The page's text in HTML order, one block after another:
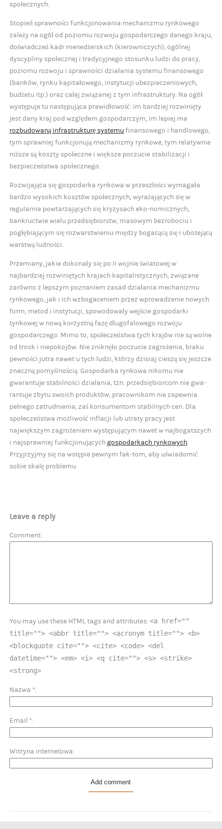
społecznych.
Stopień sprawności funkcjonowania mechanizmu rynkowego
zależy na ogół od poziomu rozwoju gospodarczego danego kraju,
doświadczeń kadr menedżerskich (kierowniczych), ogólnej
dyscypliny społecznej i tradycyjnego stosunku ludzi do pracy,
poziomu rozwoju i sprawności działania systemu finansowego
(banków, rynku kapitałowego, instytucji ubezpieczeniowych,
budżetu itp.) oraz całej związanej z tym infrastruktury. Na ogół
występuje tu następująca prawidłowość: im bardziej rozwinięty
jest dany kraj pod względem gospodarczym, im lepiej ma
rozbudowaną infrastrukturę systemu finansowego i handlowego,
tym sprawniej funkcjonują mechanizmy rynkowe, tym relatywnie
niższe są koszty społeczne i większe poczucie stabilizacji i
bezpieczeństwa społecznego.
Rozwijająca się gospodarka rynkowa w przeszłości wymagała
bardzo wysokich kosztów społecznych, wyrażających się w
regularnie powtarzających się kryzysach eko-nomicznych,
bankructwie wielu przedsiębiorstw, masowym bezrobociu i
pogłębiającym się rozwarstwieniu między bogacącą się i ubożejącą
warstwą ludności.
Przemiany, jakie dokonały się po II wojnie światowej w
najbardziej rozwiniętych krajach kapitalistycznych, związane
zarówno z lepszym poznaniem zasad działania mechanizmu
rynkowego, jak i ich wzbogaceniem przez wprowadzenie nowych
form, metod i instytucji, spowodowały wejście gospodarki
tynkowej w nową korzystną fazę długofalowego rozwoju
gospodarczego. Mimo to, społeczeństwa tych krajów nie są wolne
od trosk i niepokojów. Nie zniknęło poczucie zagrożenia, braku
pewności jutra nawet u tych ludzi, którzy dzisiaj cieszą się jeszcze
znaczną pomyślnością. Gospodarka rynkowa nikomu nie
gwarantuje stabilności działania, tzn. przedsiębiorcom nie gwa-
rantuje zbytu swoich produktów, pracownikom nie zapewnia
pełnego zatrudnienia, zaś konsumentom stabilnych cen. Dla
społeczeństwa możliwość inflacji lub utraty pracy jest
największym zagrożeniem występującym nawet w najbogatszych
i najsprawniej funkcjonujących gospodarkach rynkowych.
Przyjrzyjmy się na wstępie pewnym fak-tom, aby uświadomić
sobie skalę problemu.
Leave a reply
Comment
You may use these HTML tags and attributes:<a href=""
title=""> <abbr title=""> <acronym title=""> <b>
<blockquote cite=""> <cite> <code> <del
datetime=""> <em> <i> <q cite=""> <s> <strike>
<strong>
Nazwa *
Email *
Witryna internetowa